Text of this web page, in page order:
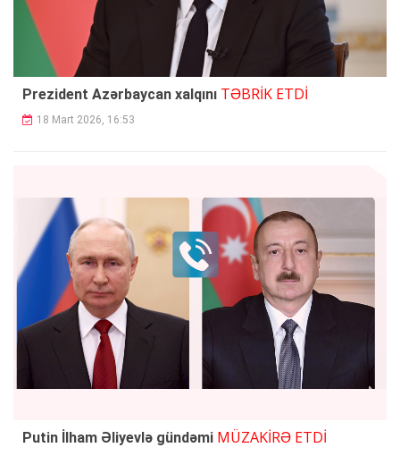
Prezident Azərbaycan xalqını TƏBRİK ETDİ
18 Mart 2026, 16:53
Putin İlham Əliyevlə gündəmi MÜZAKİRƏ ETDİ